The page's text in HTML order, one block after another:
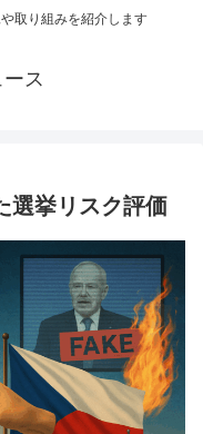
取り組みを紹介します
ス
選挙リスク評価